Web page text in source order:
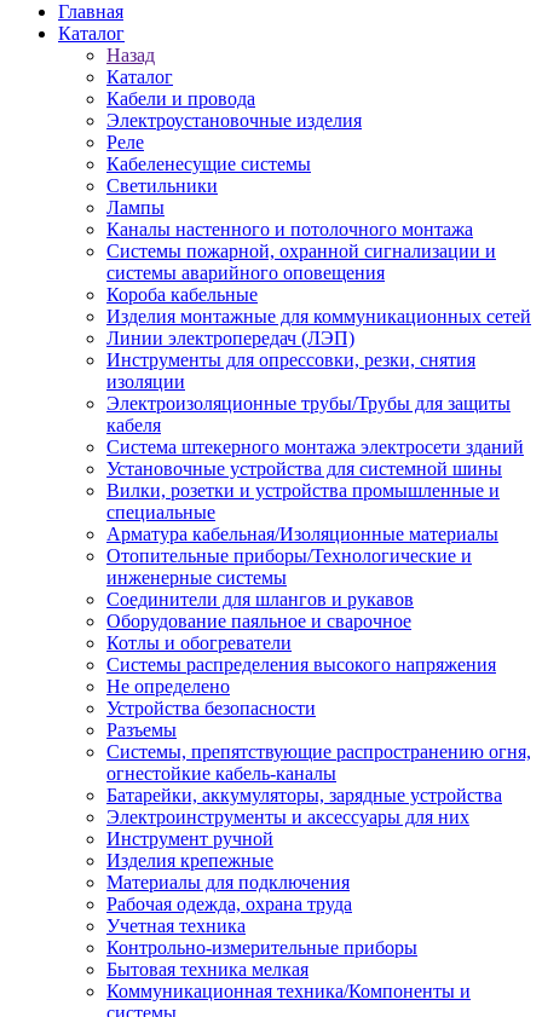
Главная
Каталог
Назад
Каталог
Кабели и провода
Электроустановочные изделия
Реле
Кабеленесущие системы
Светильники
Лампы
Каналы настенного и потолочного монтажа
Системы пожарной, охранной сигнализации и
системы аварийного оповещения
Короба кабельные
Изделия монтажные для коммуникационных сетей
Линии электропередач (ЛЭП)
Инструменты для опрессовки, резки, снятия
изоляции
Электроизоляционные трубы/Трубы для защиты
кабеля
Система штекерного монтажа электросети зданий
Установочные устройства для системной шины
Вилки, розетки и устройства промышленные и
специальные
Арматура кабельная/Изоляционные материалы
Отопительные приборы/Технологические и
инженерные системы
Соединители для шлангов и рукавов
Оборудование паяльное и сварочное
Котлы и обогреватели
Системы распределения высокого напряжения
Не определено
Устройства безопасности
Разъемы
Системы, препятствующие распространению огня,
огнестойкие кабель-каналы
Батарейки, аккумуляторы, зарядные устройства
Электроинструменты и аксессуары для них
Инструмент ручной
Изделия крепежные
Материалы для подключения
Рабочая одежда, охрана труда
Учетная техника
Контрольно-измерительные приборы
Бытовая техника мелкая
Коммуникационная техника/Компоненты и
системы